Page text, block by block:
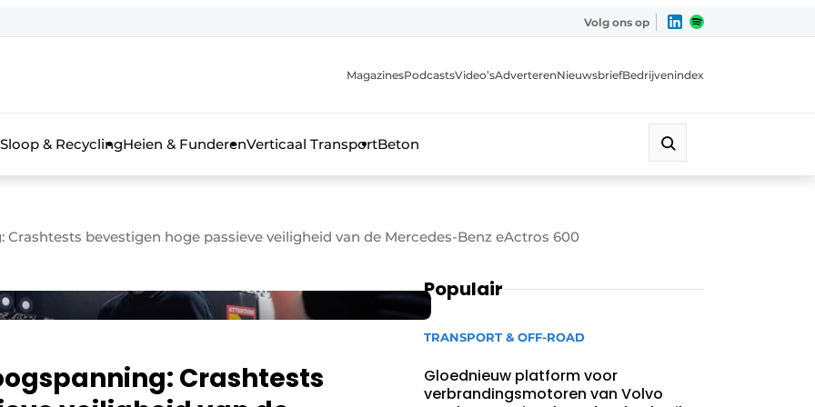
de aanmelding
voor de aanmelding FR
& bouwmachines
Volg ons op
MagazinesPodcastsVideo’sAdverterenNieuwsbriefBedrijvenindex
Sloop & RecyclingHeien & FunderenVerticaal TransportBeton
bevestigen hoge passieve veiligheid van de Mercedes-Benz eActros 600
Crashtests
Populair
TRANSPORT & OFF-ROAD
Gloednieuw platform voor
verbrandingsmotoren van Volvo